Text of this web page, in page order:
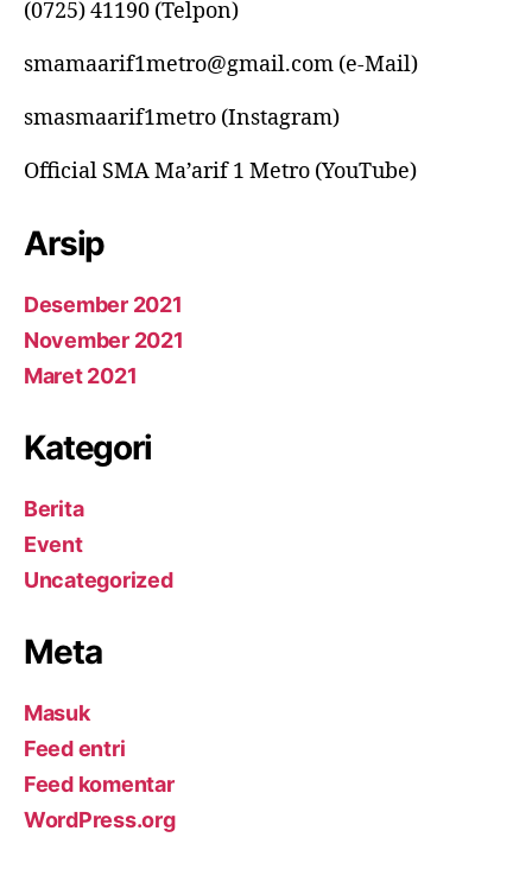
(0725) 41190 (Telpon)
smamaarif1metro@gmail.com (e-Mail)
smasmaarif1metro (Instagram)
Official SMA Ma’arif 1 Metro (YouTube)
Arsip
Desember 2021
November 2021
Maret 2021
Kategori
Berita
Event
Uncategorized
Meta
Masuk
Feed entri
Feed komentar
WordPress.org